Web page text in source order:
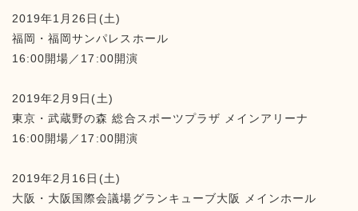
2019年1月26日(土)
福岡・福岡サンパレスホール
16:00開場／17:00開演
2019年2月9日(土)
東京・武蔵野の森 総合スポーツプラザ メインアリーナ
16:00開場／17:00開演
2019年2月16日(土)
大阪・大阪国際会議場グランキューブ大阪 メインホール